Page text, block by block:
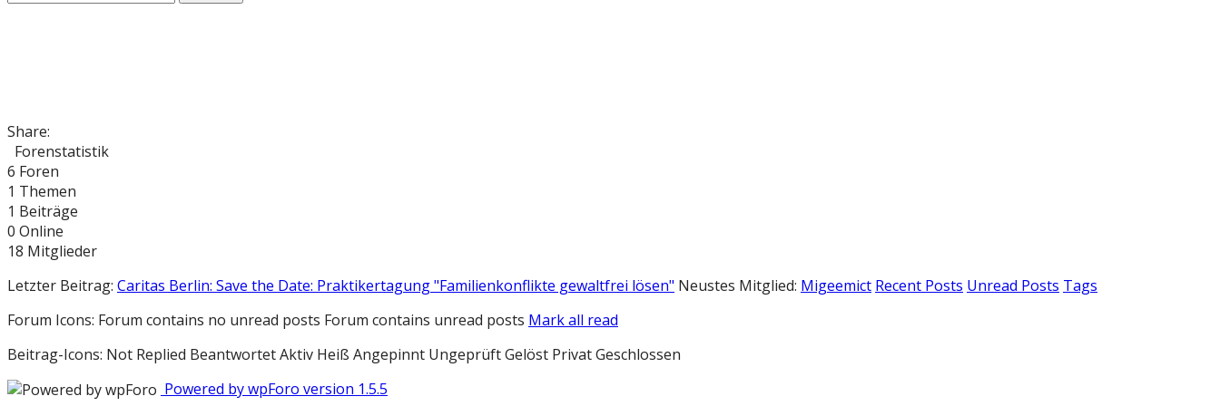
Share:
Forenstatistik
6 Foren
1 Themen
1 Beiträge
0 Online
18 Mitglieder
Letzter Beitrag: Caritas Berlin: Save the Date: Praktikertagung "Familienkonflikte gewaltfrei lösen" Neustes Mitglied: Migeemict Recent Posts Unread Posts Tags
Forum Icons: Forum contains no unread posts Forum contains unread posts Mark all read
Beitrag-Icons: Not Replied BeantwortetAktiv Heiß Angepinnt UngeprüftGelöst PrivatGeschlossen
Powered by wpForo version 1.5.5